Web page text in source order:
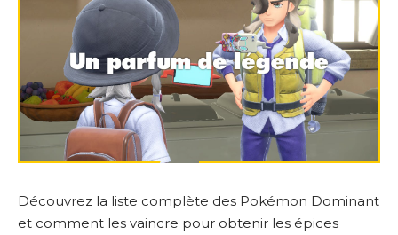
Découvrez la liste complète des Pokémon Dominant
et comment les vaincre pour obtenir les épices